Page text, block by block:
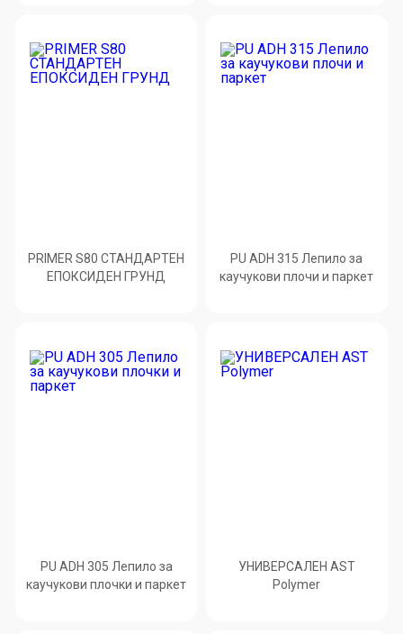
PRIMER S80 СТАНДАРТЕН
ЕПОКСИДЕН ГРУНД
PU ADH 315 Лепило за
каучукови плочи и паркет
PU ADH 305 Лепило за
каучукови плочки и паркет
УНИВЕРСАЛЕН AST
Polymer